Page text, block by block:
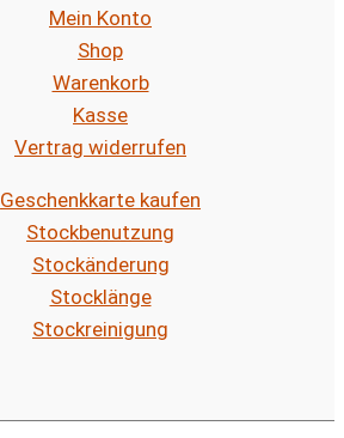
Mein Konto
Shop
Warenkorb
Kasse
Vertrag widerrufen
Geschenkkarte kaufen
Stockbenutzung
Stockänderung
Stocklänge
Stockreinigung